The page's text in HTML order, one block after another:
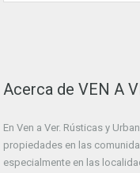
Acerca de VEN A
En Ven a Ver. Rústicas y
propiedades en las
especialmente en las